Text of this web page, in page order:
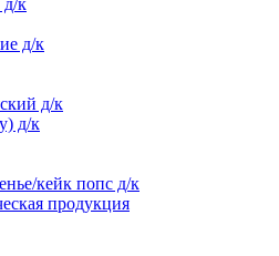
д/к
д/к
д/к
д/к
кейк попс д/к
продукция